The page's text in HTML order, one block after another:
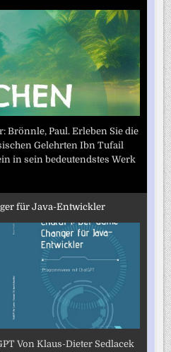
Brönnle, Paul. Erleben Sie die
Gelehrten Ibn Tufail
in sein bedeutendstes Werk
für Java-Entwickler
Von Klaus-Dieter Sedlacek